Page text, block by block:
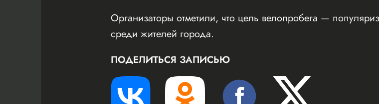
Организаторы отметили, что цель велопробега —
среди жителей города.
ПОДЕЛИТЬСЯ ЗАПИСЬЮ